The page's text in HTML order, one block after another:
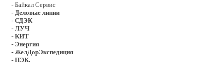
- Байкал Сервис
- Деловые линии
- СДЭК
- ЛУЧ
- КИТ
- Энергия
- ЖелДорЭкспедиция
- ПЭК.